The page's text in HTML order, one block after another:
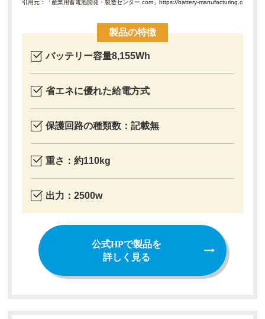
引用元：「産業用蓄電池開発・製造センター.com」https://battery-manufacturing.com/
製品の特徴
バッテリー容量8,155Wh
省エネに優れた給電方式
保護回路の種類数：記載無
重さ：約110kg
出力：2500w
公式HPで製品を
詳しく見る